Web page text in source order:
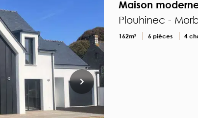
Maison
Plouhinec -
162m² 6 pièces 4